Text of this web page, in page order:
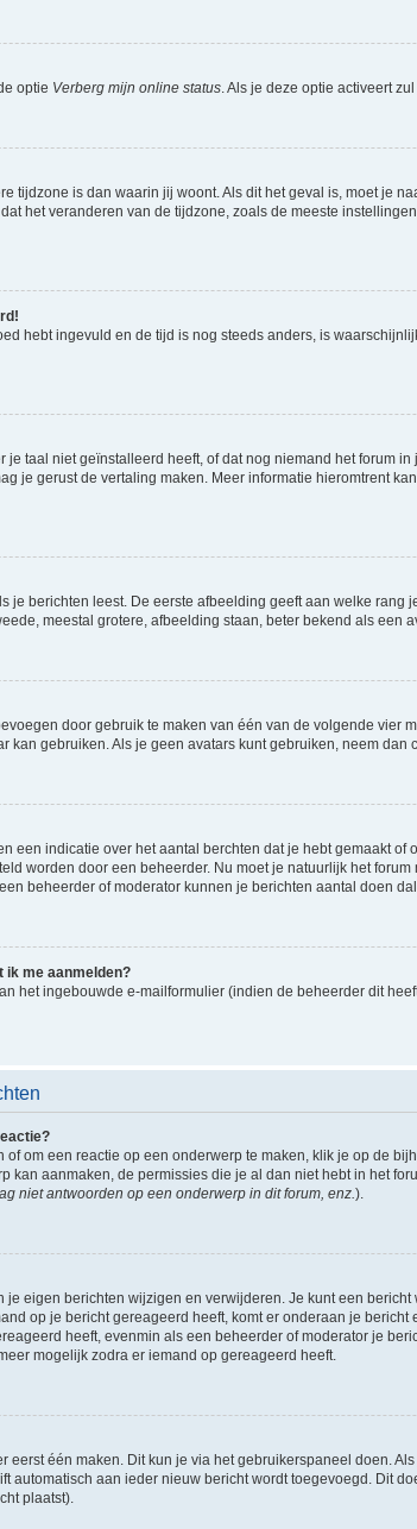
optie Verberg mijn online status. Als je deze optie activeert
tijdzone is dan waarin jij woont. Als dit het geval is, moet je
het veranderen van de tijdzone, zoals de meeste
hebt ingevuld en de tijd is nog steeds anders, is
taal niet geïnstalleerd heeft, of dat nog niemand het forum
je gerust de vertaling maken. Meer informatie hieromtrent
je berichten leest. De eerste afbeelding geeft aan welke
meestal grotere, afbeelding staan, beter bekend als
door gebruik te maken van één van de volgende vier
kan gebruiken. Als je geen avatars kunt gebruiken, neem
een indicatie over het aantal berchten dat je hebt gemaakt
worden door een beheerder. Nu moet je natuurlijk het
beheerder of moderator kunnen je berichten aantal doen
ik me aanmelden?
het ingebouwde e-mailformulier (indien de beheerder dit
om een reactie op een onderwerp te maken, klik je op de
kan aanmaken, de permissies die je al dan niet hebt in het
niet antwoorden op een onderwerp in dit forum, enz.).
eigen berichten wijzigen en verwijderen. Je kunt een
op je bericht gereageerd heeft, komt er onderaan je
heeft, evenmin als een beheerder of moderator je
mogelijk zodra er iemand op gereageerd heeft.
eerst één maken. Dit kun je via het gebruikerspaneel doen.
automatisch aan ieder nieuw bericht wordt toegevoegd. Dit
plaatst).